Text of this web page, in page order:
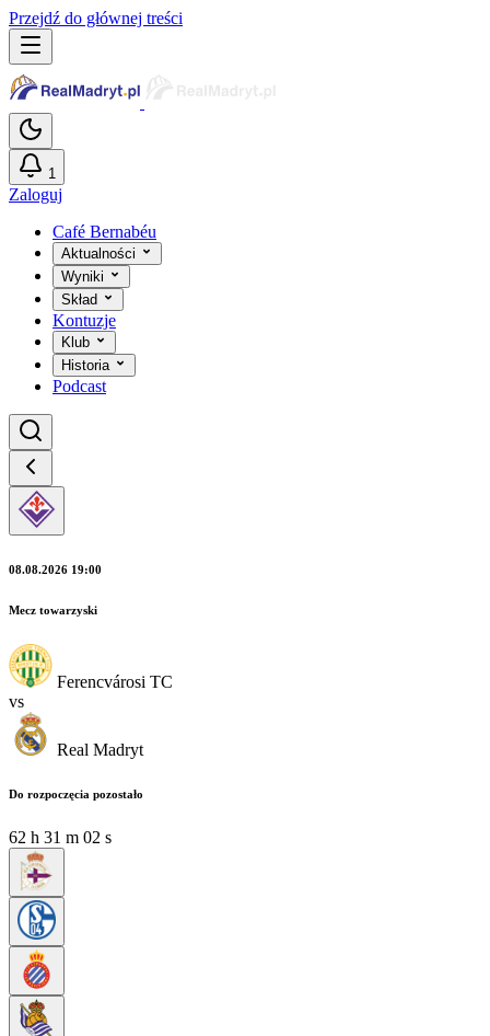
Przejdź do głównej treści
1
Zaloguj
Café Bernabéu
Aktualności
Wyniki
Skład
Kontuzje
Klub
Historia
Podcast
08.08.2026 19:00
Mecz towarzyski
Ferencvárosi TC
vs
Real Madryt
Do rozpoczęcia pozostało
62 h 31 m 02 s